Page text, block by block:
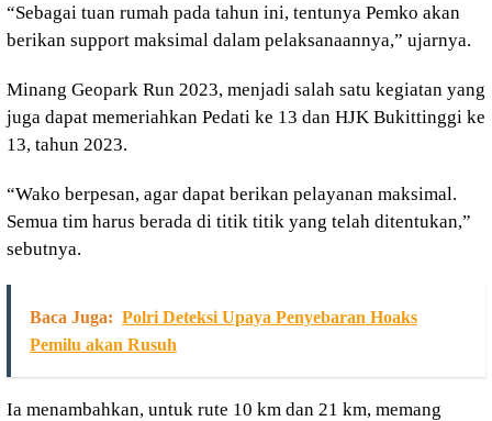
“Sebagai tuan rumah pada tahun ini, tentunya Pemko akan
berikan support maksimal dalam pelaksanaannya,” ujarnya.
Minang Geopark Run 2023, menjadi salah satu kegiatan yang
juga dapat memeriahkan Pedati ke 13 dan HJK Bukittinggi ke
13, tahun 2023.
“Wako berpesan, agar dapat berikan pelayanan maksimal.
Semua tim harus berada di titik titik yang telah ditentukan,”
sebutnya.
Baca Juga: Polri Deteksi Upaya Penyebaran Hoaks
Pemilu akan Rusuh
Ia menambahkan, untuk rute 10 km dan 21 km, memang